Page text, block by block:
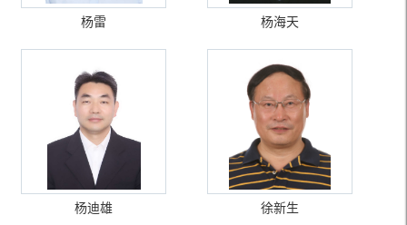
杨雷 杨海天
杨迪雄 徐新生